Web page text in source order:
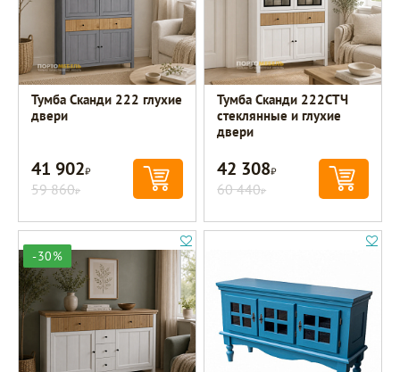
Тумба Сканди 222 глухие
двери
41 902Р
59 860Р
Тумба Сканди 222СТЧ
стеклянные и глухие
двери
42 308Р
60 440Р
-30%